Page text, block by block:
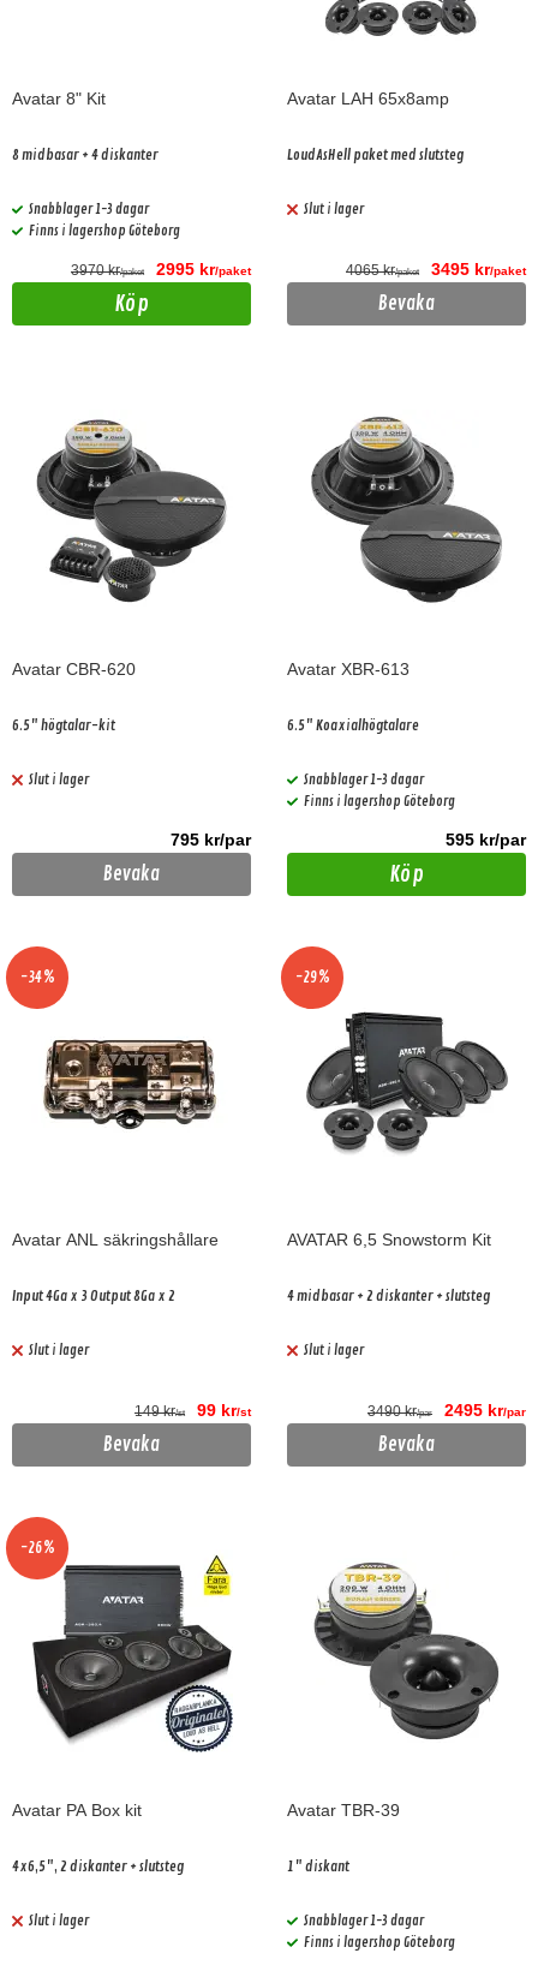
Avatar 8" Kit
8 midbasar + 4 diskanter
Snabblager 1-3 dagar
Finns i lagershop Göteborg
3970 kr/paket 2995 kr/paket
Köp
Avatar LAH 65x8amp
LoudAsHell paket med slutsteg
Slut i lager
4065 kr/paket 3495 kr/paket
Bevaka
Avatar CBR-620
6.5" högtalar-kit
Slut i lager
795 kr/par
Bevaka
Avatar XBR-613
6.5" Koaxialhögtalare
Snabblager 1-3 dagar
Finns i lagershop Göteborg
595 kr/par
Köp
-34%
Avatar ANL säkringshållare
Input 4Ga x 3 Output 8Ga x 2
Slut i lager
149 kr/st 99 kr/st
Bevaka
-29%
AVATAR 6,5 Snowstorm Kit
4 midbasar + 2 diskanter + slutsteg
Slut i lager
3490 kr/par 2495 kr/par
Bevaka
-26%
Avatar PA Box kit
4x6,5", 2 diskanter + slutsteg
Slut i lager
Avatar TBR-39
1" diskant
Snabblager 1-3 dagar
Finns i lagershop Göteborg